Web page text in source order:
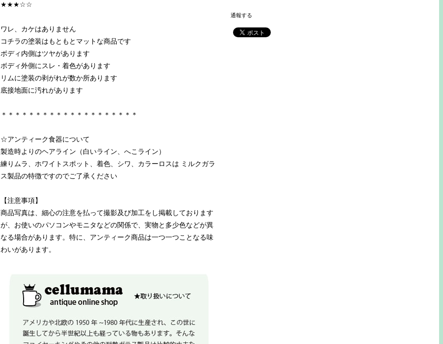
★★★☆☆
ワレ、カケはありません
コチラの塗装はもともとマットな商品です
ボディ内側はツヤがあります
ボディ外側にスレ・着色があります
リムに塗装の剥がれが数か所あります
底接地面に汚れがあります
＊＊＊＊＊＊＊＊＊＊＊＊＊＊＊＊＊＊＊＊
☆アンティーク食器について
製造時よりのヘアライン（白いライン、へこライン）
練りムラ、ホワイトスポット、着色、シワ、カラーロスは ミルクガラ
ス製品の特徴ですのでご了承ください
【注意事項】
商品写真は、細心の注意を払って撮影及び加工をし掲載しております
が、お使いのパソコンやモニタなどの関係で、実物と多少色などが異
なる場合があります。特に、アンティーク商品は一つ一つことなる味
わいがあります。
通報する